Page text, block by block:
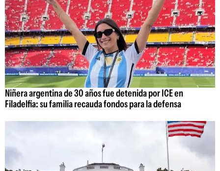
Niñera argentina de 30 años fue detenida por ICE en
Filadelfia: su familia recauda fondos para la defensa